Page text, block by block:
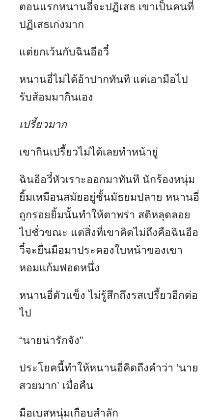
ตอนแรกหนานอี่จะปฏิเสธ เขาเป็นคนที่
ปฏิเสธเก่งมาก
แต่ยกเว้นกับฉินอีอวี๋
หนานอี่ไม่ได้อ้าปากทันที แต่เอามือไป
รับส้อมมากินเอง
เปรี้ยวมาก
เขากินเปรี้ยวไม่ได้เลยทำหน้ายู่
ฉินอีอวี๋หัวเราะออกมาทันที นักร้องหนุ่ม
ยิ้มเหมือนสมัยอยู่ชั้นมัธยมปลาย หนานอี่
ถูกรอยยิ้มนั้นทำให้ตาพร่า สติหลุดลอย
ไปชั่วขณะ แต่สิ่งที่เขาคิดไม่ถึงคือฉินอีอ
วี๋จะยื่นมือมาประคองใบหน้าของเขา
หอมแก้มฟอดหนึ่ง
หนานอี่ตัวแข็ง ไม่รู้สึกถึงรสเปรี้ยวอีกต่อ
ไป
“นายน่ารักจัง”
ประโยคนี้ทำให้หนานอี่คิดถึงคำว่า ‘นาย
สวยมาก’ เมื่อคืน
มือเบสหนุ่มเกือบสำลัก